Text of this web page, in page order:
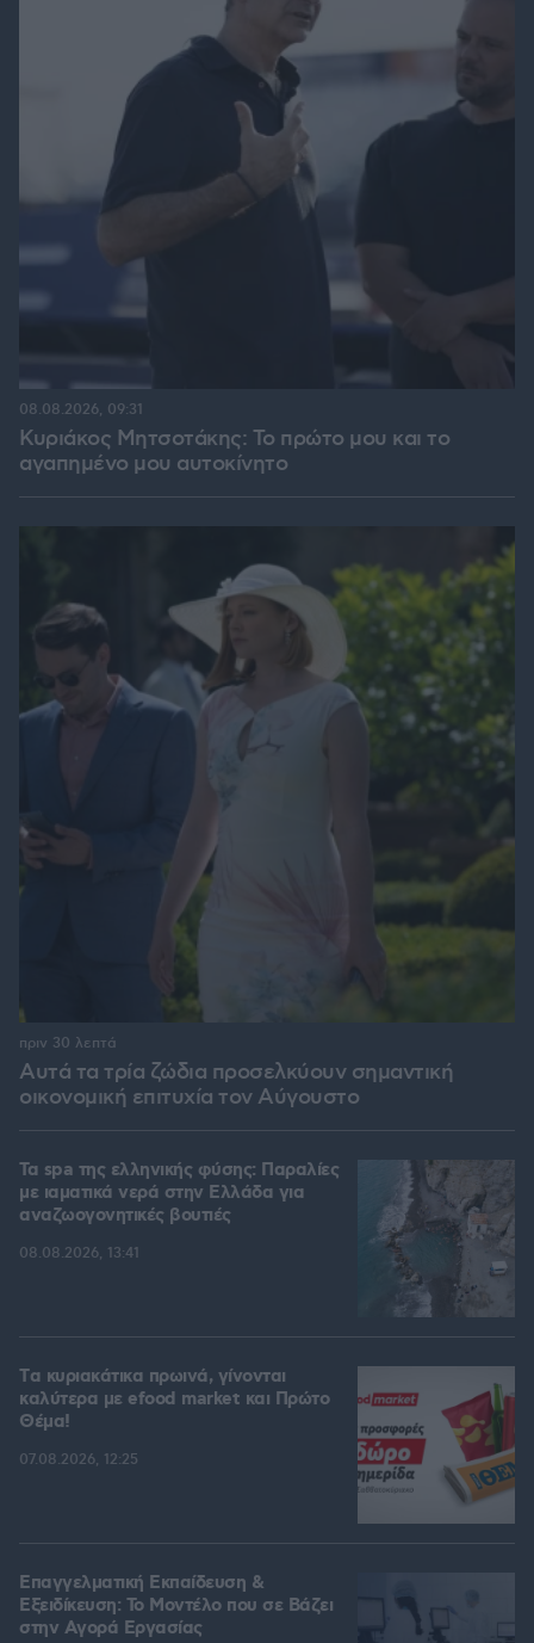
Κυριάκος Μητσοτάκης: Το πρώτο μου και το
αγαπημένο μου αυτοκίνητο
08.08.2026, 09:31
Αυτά τα τρία ζώδια προσελκύουν σημαντική
οικονομική επιτυχία τον Αύγουστο
πριν 30 λεπτά
Τα spa της ελληνικής φύσης: Παραλίες
με ιαματικά νερά στην Ελλάδα για
αναζωογονητικές βουτιές
08.08.2026, 13:41
Tα κυριακάτικα πρωινά, γίνονται
καλύτερα με efood market και Πρώτο
Θέμα!
07.08.2026, 12:25
Επαγγελματική Εκπαίδευση &
Εξειδίκευση: Το Mοντέλο που σε Bάζει
στην Aγορά Eργασίας